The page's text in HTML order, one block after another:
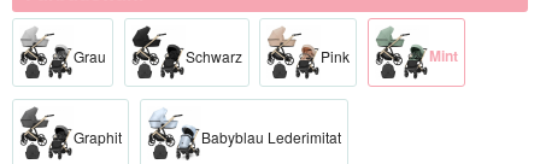
Grau Schwarz Pink Mint
Graphit Babyblau Lederimitat